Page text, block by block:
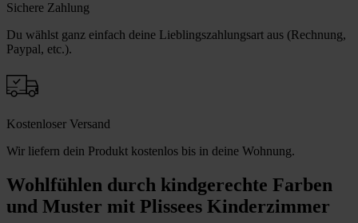
Sichere Zahlung
Du wählst ganz einfach deine Lieblingszahlungsart aus (Rechnung,
Paypal, etc.).
Kostenloser Versand
Wir liefern dein Produkt kostenlos bis in deine Wohnung.
Wohlfühlen durch kindgerechte Farben
und Muster mit Plissees Kinderzimmer